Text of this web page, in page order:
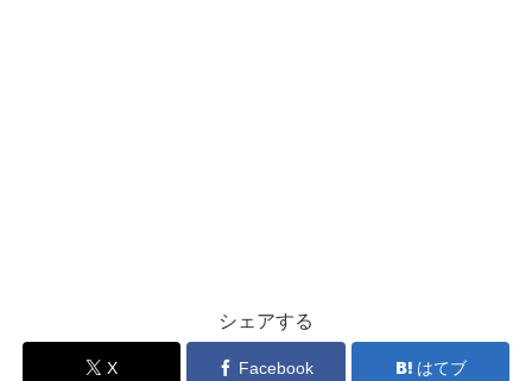
シェアする
X Facebook はてブ